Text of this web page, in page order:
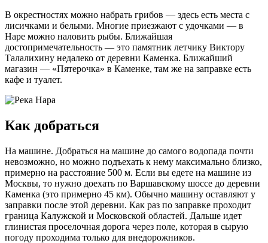
В окрестностях можно набрать грибов — здесь есть места с
лисичками и белыми. Многие приезжают с удочками — в
Наре можно наловить рыбы. Ближайшая
достопримечательность — это памятник летчику Виктору
Талалихину недалеко от деревни Каменка. Ближайший
магазин — «Пятерочка» в Каменке, там же на заправке есть
кафе и туалет.
Как добраться
На машине. Добраться на машине до самого водопада почти
невозможно, но можно подъехать к нему максимально близко,
примерно на расстояние 500 м. Если вы едете на машине из
Москвы, то нужно доехать по Варшавскому шоссе до деревни
Каменка (это примерно 45 км). Обычно машину оставляют у
заправки после этой деревни. Как раз по заправке проходит
граница Калужской и Московской областей. Дальше идет
глинистая проселочная дорога через поле, которая в сырую
погоду проходима только для внедорожников.